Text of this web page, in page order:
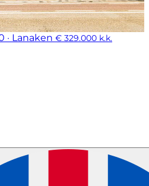
· Lanaken € 329.000 k.k.